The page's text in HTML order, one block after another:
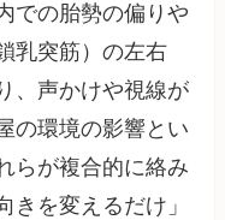
での胎勢の偏りや
乳突筋）の左右
、声かけや視線が
の環境の影響とい
らが複合的に絡み
きを変えるだけ」